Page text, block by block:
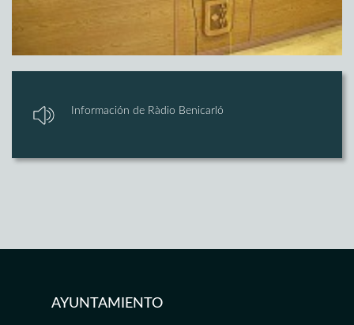
Información de Ràdio Benicarló
AYUNTAMIENTO